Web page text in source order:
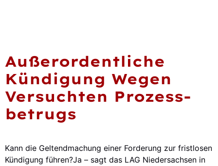
Außer­or­dent­li­che
Kün­di­gung Wegen
Ver­such­ten Pro­zess­
Be­trugs
Kann die Gel­tend­ma­chung einer For­de­rung zur frist­lo­sen
Kün­di­gung füh­ren?Ja – sagt das LAG Nie­der­sach­sen in